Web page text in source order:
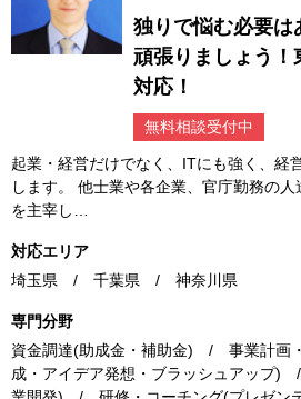
独りで悩む必要は
頑張りましょう！
対応！
無料相談受付中
起業・経営だけでなく、ITにも強く、経
します。 他士業や各企業、官庁勤務の
を主宰し…
対応エリア
埼玉県 / 千葉県 / 神奈川県
専門分野
資金調達(助成金・補助金) / 事業計画
成・アイデア発想・ブラッシュアップ